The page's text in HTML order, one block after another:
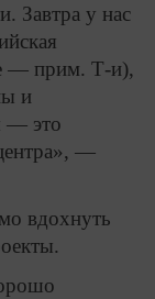
Завтра у нас
— прим. Т-и),
и
— это
—
вдохнуть